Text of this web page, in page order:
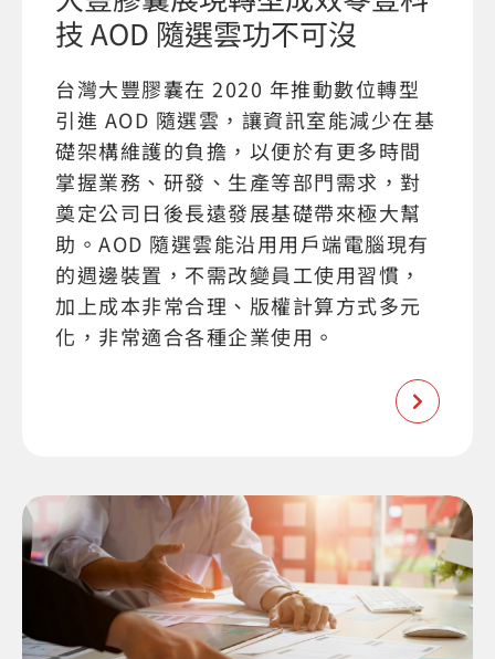
技 AOD 隨選雲功不可沒
台灣大豐膠囊在 2020 年推動數位轉型
引進 AOD 隨選雲，讓資訊室能減少在基
礎架構維護的負擔，以便於有更多時間
掌握業務、研發、生產等部門需求，對
奠定公司日後長遠發展基礎帶來極大幫
助。AOD 隨選雲能沿用用戶端電腦現有
的週邊裝置，不需改變員工使用習慣，
加上成本非常合理、版權計算方式多元
化，非常適合各種企業使用。